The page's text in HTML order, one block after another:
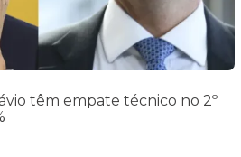
têm empate técnico no 2º